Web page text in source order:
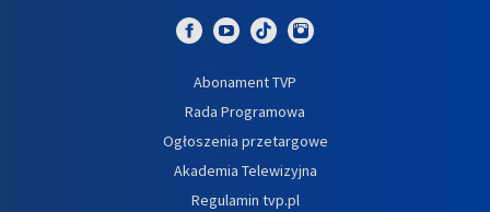
Abonament TVP
Rada Programowa
Ogłoszenia przetargowe
Akademia Telewizyjna
Regulamin tvp.pl